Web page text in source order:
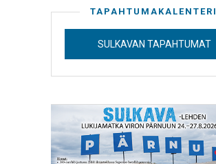
TAPAHTUMAKALENTERI
SULKAVAN TAPAHTUMAT